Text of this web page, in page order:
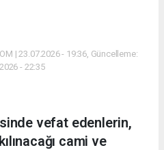
| 23.07.2026 - 19:36, Güncelleme:
- 22:35
vefat edenlerin,
cami ve